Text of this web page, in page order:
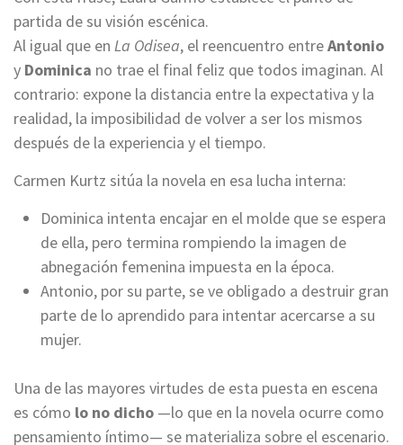
partida de su visión escénica.
Al igual que en La Odisea, el reencuentro entreAntonio
y Dominica no trae el final feliz que todos imaginan. Al
contrario: expone la distancia entre la expectativa y la
realidad, la imposibilidad de volver a ser los mismos
después de la experiencia y el tiempo.
Carmen Kurtz sitúa la novela en esa lucha interna:
Dominica intenta encajar en el molde que se espera
de ella, pero termina rompiendo la imagen de
abnegación femenina impuesta en la época.
Antonio, por su parte, se ve obligado a destruir gran
parte de lo aprendido para intentar acercarse a su
mujer.
Una de las mayores virtudes de esta puesta en escena
es cómo lo no dicho —lo que en la novela ocurre como
pensamiento íntimo— se materializa sobre el escenario.